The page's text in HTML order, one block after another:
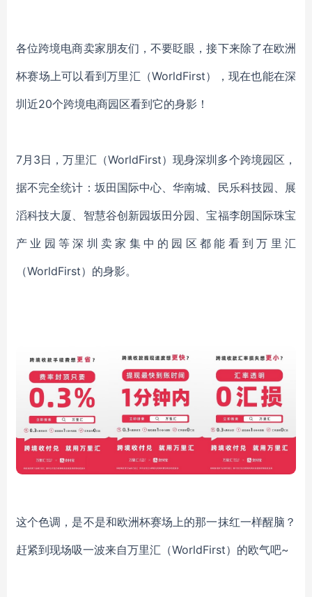
各位跨境电商卖家朋友们，不要眨眼，接下来除了在欧洲
杯赛场上可以看到万里汇（WorldFirst），现在也能在深
圳近20个跨境电商园区看到它的身影！
7月3日，万里汇（WorldFirst）现身深圳多个跨境园区，
据不完全统计：坂田国际中心、华南城、民乐科技园、展
滔科技大厦、智慧谷创新园坂田分园、宝福李朗国际珠宝
产业园等深圳卖家集中的园区都能看到万里汇
（WorldFirst）的身影。
这个色调，是不是和欧洲杯赛场上的那一抹红一样醒脑？
赶紧到现场吸一波来自万里汇（WorldFirst）的欧气吧~